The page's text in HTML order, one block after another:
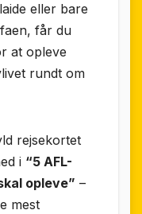
eller bare
får du
at opleve
rundt om
rejsekortet
i “5 AFL-
opleve” –
mest